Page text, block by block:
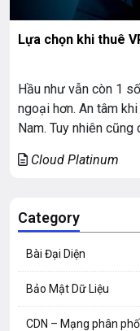
Lựa chọn khi thuê
Hầu như vẫn còn 1
ngoại hơn. An tâm
Nam. Tuy nhiên
vụ VPS. Những điều
Cloud Platinum
Category
Bài Đại Diện
Bảo Mật Dữ Liệu
CDN – Mạng phân